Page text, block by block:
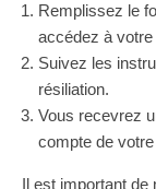
Remplissez le
accédez à
Suivez les
résiliation.
Vous recevrez
compte de
Il est important de